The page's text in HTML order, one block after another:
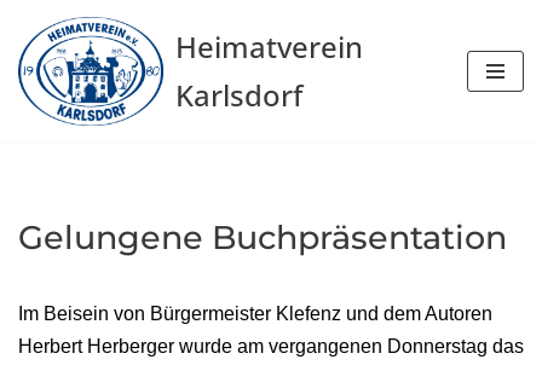
Zum
Inhalt
springen
Heimatverein
Karlsdorf
Gelungene Buchpräsentation
Im Beisein von Bürgermeister Klefenz und dem Autoren
Herbert Herberger wurde am vergangenen Donnerstag das